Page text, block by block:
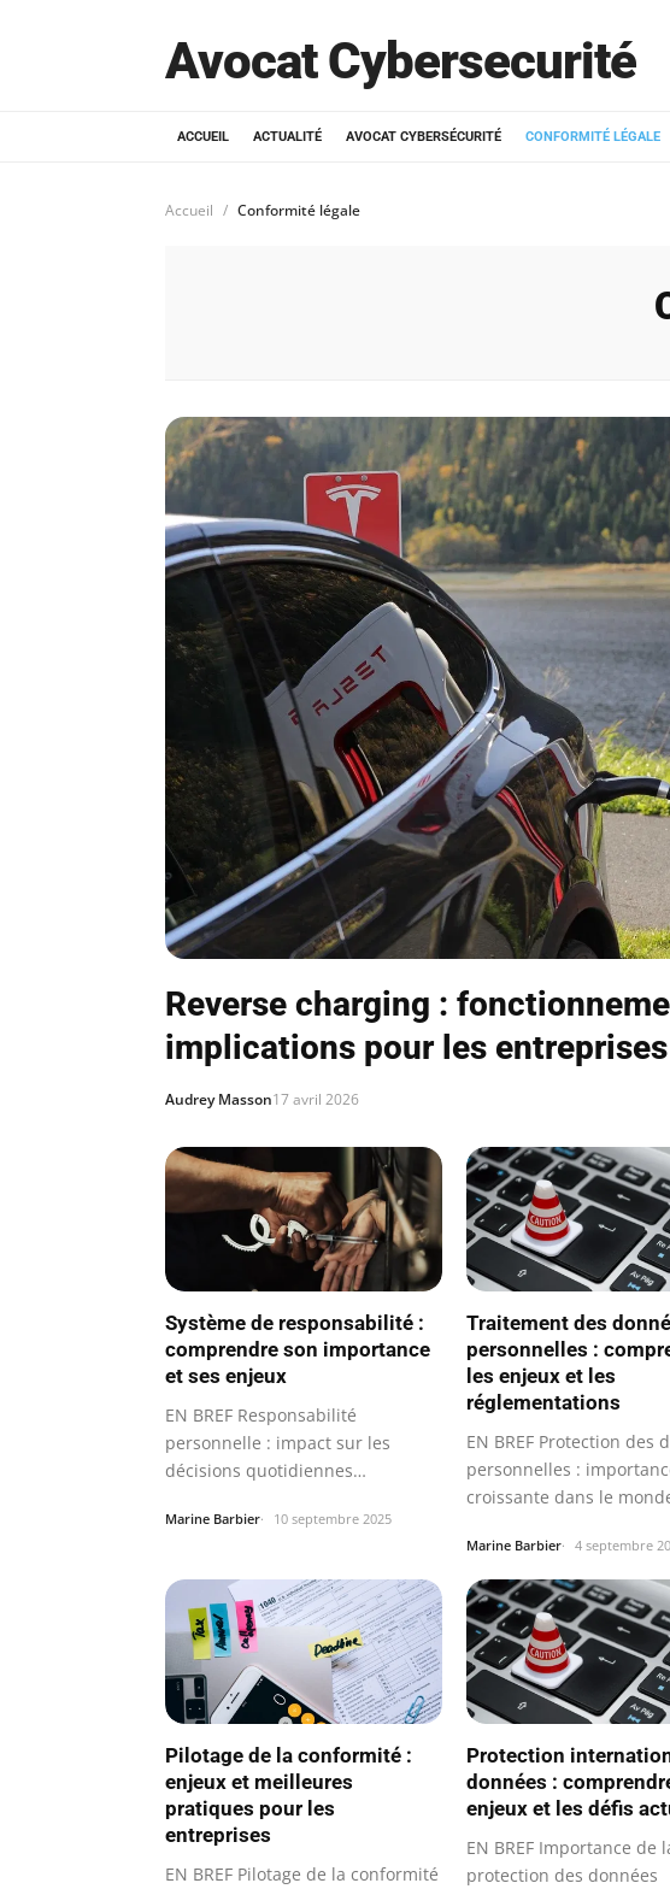
Avocat Cybersecurité
ACCUEIL ACTUALITÉ AVOCAT CYBERSÉCURITÉ CONFORMITÉ LÉGALE
Accueil Conformité légale
Reverse charging :
implications pour les entreprises
Audrey Masson17 avril 2026
Système de responsabilité :
comprendre son importance
et ses enjeux
EN BREF Responsabilité
personnelle : impact sur les
décisions quotidiennes
Marine Barbier 10 septembre 2025
Traitement des
personnelles :
les enjeux et les
réglementations
EN BREF Protection des
personnelles :
croissante dans le
Marine Barbier 4 septembre
Pilotage de la conformité :
enjeux et meilleures
pratiques pour les
entreprises
EN BREF Pilotage de la conformité
Protection
données :
enjeux et les défis
EN BREF Importance de
protection des données